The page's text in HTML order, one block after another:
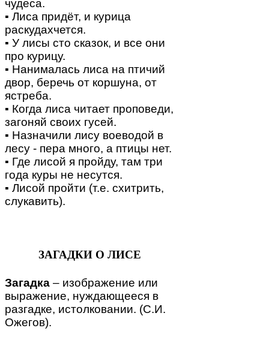
чудеса.
▪ Лиса придёт, и курица
раскудахчется.
▪ У лисы сто сказок, и все они
про курицу.
▪ Нанималась лиса на птичий
двор, беречь от коршуна, от
ястреба.
▪ Когда лиса читает проповеди,
загоняй своих гусей.
▪ Назначили лису воеводой в
лесу - пера много, а птицы нет.
▪ Где лисой я пройду, там три
года куры не несутся.
▪ Лисой пройти (т.е. схитрить,
слукавить).
ЗАГАДКИ О ЛИСЕ
Загадка – изображение или
выражение, нуждающееся в
разгадке, истолковании. (С.И.
Ожегов).